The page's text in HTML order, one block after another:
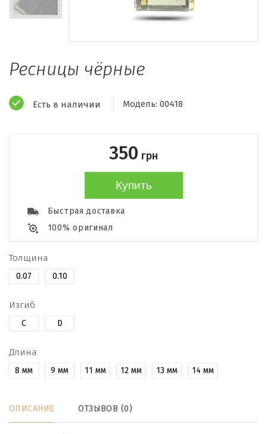
Ресницы чёрные
Есть в наличии Модель: 00418
350 грн
Купить
Быстрая доставка
100% оригинал
Толщина
0.07 0.10
Изгиб
C D
Длина
8 мм 9 мм 11 мм 12 мм 13 мм 14 мм
ОПИСАНИЕ ОТЗЫВОВ (0)